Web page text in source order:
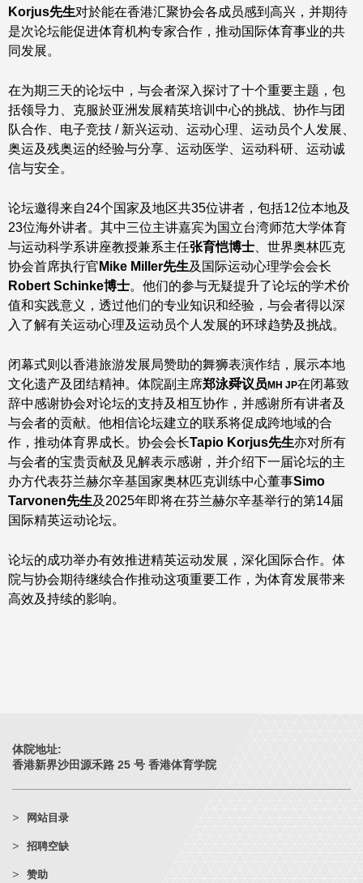
Korjus先生对於能在香港汇聚协会各成员感到高兴，并期待
是次论坛能促进体育机构专家合作，推动国际体育事业的共
同发展。
在为期三天的论坛中，与会者深入探讨了十个重要主题，包
括领导力、克服於亚洲发展精英培训中心的挑战、协作与团
队合作、电子竞技 / 新兴运动、运动心理、运动员个人发展、
奥运及残奥运的经验与分享、运动医学、运动科研、运动诚
信与安全。
论坛邀得来自24个国家及地区共35位讲者，包括12位本地及
23位海外讲者。其中三位主讲嘉宾为国立台湾师范大学体育
与运动科学系讲座教授兼系主任张育恺博士 、世界奥林匹克
协会首席执行官Mike Miller先生及国际运动心理学会会长
Robert Schinke博士。他们的参与无疑提升了论坛的学术价
值和实践意义，透过他们的专业知识和经验，与会者得以深
入了解有关运动心理及运动员个人发展的环球趋势及挑战。
闭幕式则以香港旅游发展局赞助的舞狮表演作结，展示本地
文化遗产及团结精神。体院副主席郑泳舜议员 MH JP在闭幕致
辞中感谢协会对论坛的支持及相互协作，并感谢所有讲者及
与会者的贡献。他相信论坛建立的联系将促成跨地域的合
作，推动体育界成长。协会会长Tapio Korjus先生亦对所有
与会者的宝贵贡献及见解表示感谢，并介绍下一届论坛的主
办方代表芬兰赫尔辛基国家奥林匹克训练中心董事Simo
Tarvonen先生及2025年即将在芬兰赫尔辛基举行的第14届
国际精英运动论坛。
论坛的成功举办有效推进精英运动发展，深化国际合作。体
院与协会期待继续合作推动这项重要工作，为体育发展带来
高效及持续的影响。
体院地址:
香港新界沙田源禾路 25 号 香港体育学院
网站目录
招聘空缺
赞助